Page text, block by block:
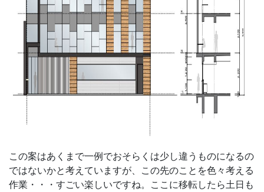
この案はあくまで一例でおそらくは少し違うものになるの
ではないかと考えていますが、この先のことを色々考える
作業・・・すごい楽しいですね。ここに移転したら土日も